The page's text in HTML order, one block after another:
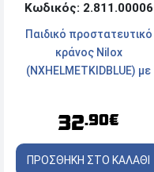
Κωδικός: 2.811.00006
Παιδικό προστατευτικό
κράνος Nilox
(NXHELMETKIDBLUE) με
32.90€
ΠΡΟΣΘΗΚΗ ΣΤΟ ΚΑΛΑΘΙ